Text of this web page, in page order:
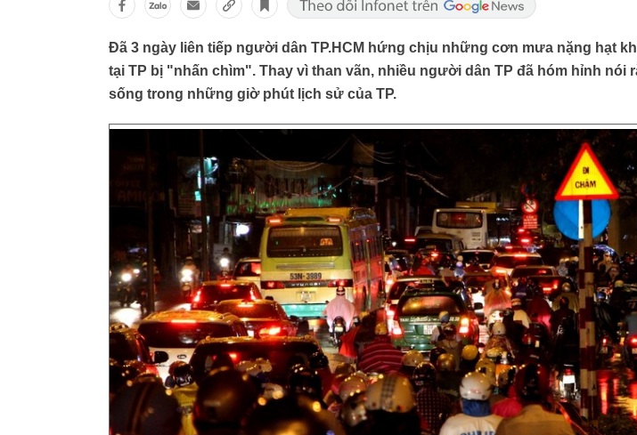
Đã 3 ngày liên tiếp người dân TP.HCM hứng chịu những cơn mưa nặng hạt
tại TP bị "nhấn chìm". Thay vì than vãn, nhiều người dân TP đã hóm hỉnh nói
sống trong những giờ phút lịch sử của TP.